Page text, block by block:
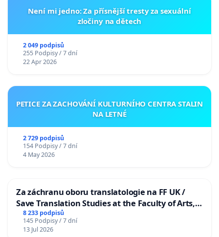
Není mi jedno: Za přísnější tresty za sexuální
zločiny na dětech
2 049 podpisů
255 Podpisy / 7 dní
22 Apr 2026
PETICE ZA ZACHOVÁNÍ KULTURNÍHO CENTRA STALIN
NA LETNÉ
2 729 podpisů
154 Podpisy / 7 dní
4 May 2026
Za záchranu oboru translatologie na FF UK /
Save Translation Studies at the Faculty of Arts,
Charles University
8 233 podpisů
145 Podpisy / 7 dní
13 Jul 2026